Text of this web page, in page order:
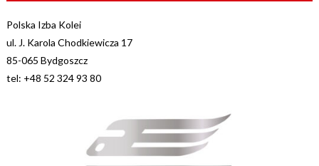
Polska Izba Kolei
ul. J. Karola Chodkiewicza 17
85-065 Bydgoszcz
tel: +48 52 324 93 80